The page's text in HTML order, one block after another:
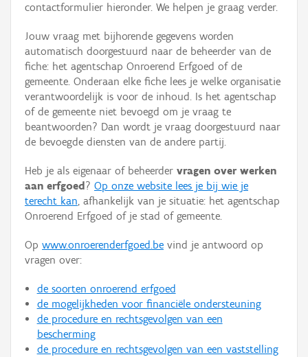
Aanduidingsobject
Waarneming
Thema
Gebeurtenis
Persoon of collectief
Hergebruik
Aanmelden
contactformulier hieronder. We helpen je graag verder.
Jouw vraag met bijhorende gegevens worden
automatisch doorgestuurd naar de beheerder van de
fiche: het agentschap Onroerend Erfgoed of de
gemeente. Onderaan elke fiche lees je welke organisatie
verantwoordelijk is voor de inhoud. Is het agentschap
of de gemeente niet bevoegd om je vraag te
beantwoorden? Dan wordt je vraag doorgestuurd naar
de bevoegde diensten van de andere partij.
Heb je als eigenaar of beheerder vragen over werken
aan erfgoed ? Op onze website lees je bij wie je
terecht kan, afhankelijk van je situatie: het agentschap
Onroerend Erfgoed of je stad of gemeente.
Op www.onroerenderfgoed.be vind je antwoord op
vragen over:
de soorten onroerend erfgoed
de mogelijkheden voor financiële ondersteuning
de procedure en rechtsgevolgen van een
bescherming
de procedure en rechtsgevolgen van een vaststelling